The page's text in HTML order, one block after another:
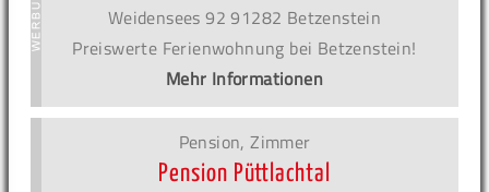
Weidensees 92 91282 Betzenstein
Preiswerte Ferienwohnung bei Betzenstein!
Mehr Informationen
Pension, Zimmer
Pension Püttlachtal